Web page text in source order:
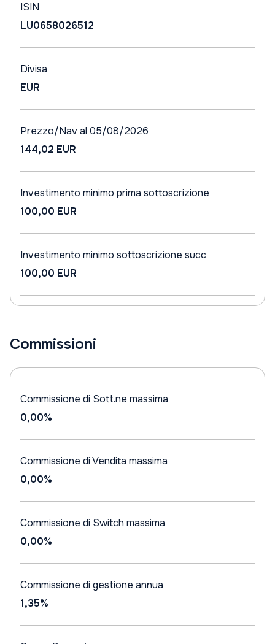
ISIN
LU0658026512
Divisa
EUR
Prezzo/Nav al 05/08/2026
144,02 EUR
Investimento minimo prima sottoscrizione
100,00 EUR
Investimento minimo sottoscrizione succ
100,00 EUR
Commissioni
Commissione di Sott.ne massima
0,00%
Commissione di Vendita massima
0,00%
Commissione di Switch massima
0,00%
Commissione di gestione annua
1,35%